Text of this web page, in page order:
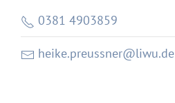
0381 4903859
heike.preussner@liwu.de